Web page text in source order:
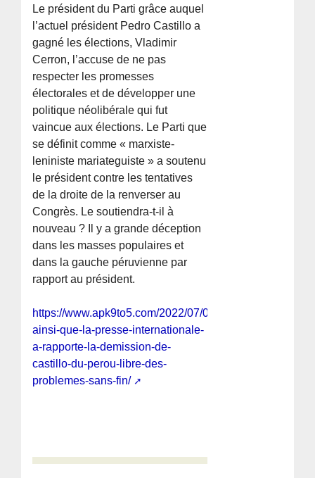
Le président du Parti grâce auquel
l’actuel président Pedro Castillo a
gagné les élections, Vladimir
Cerron, l’accuse de ne pas
respecter les promesses
électorales et de développer une
politique néolibérale qui fut
vaincue aux élections. Le Parti que
se définit comme « marxiste-
leniniste mariateguiste » a soutenu
le président contre les tentatives
de la droite de la renverser au
Congrès. Le soutiendra-t-il à
nouveau ? Il y a grande déception
dans les masses populaires et
dans la gauche péruvienne par
rapport au président.
https://www.apk9to5.com/2022/07/01/cest-
ainsi-que-la-presse-internationale-
a-rapporte-la-demission-de-
castillo-du-perou-libre-des-
problemes-sans-fin/